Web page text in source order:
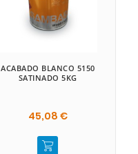
ACABADO BLANCO 5150
SATINADO 5KG
45,08 €